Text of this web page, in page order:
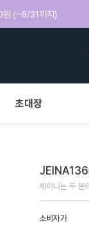
원 (~8/31까지)
초대장
JEINA136
제이나는 두 분
소비자가